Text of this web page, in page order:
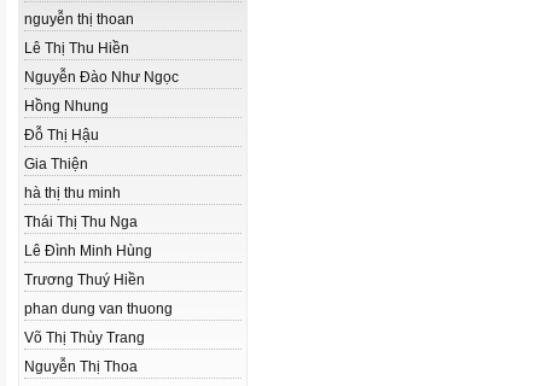
nguyễn thị thoan
Lê Thị Thu Hiền
Nguyễn Đào Như Ngọc
Hồng Nhung
Đỗ Thị Hậu
Gia Thiện
hà thị thu minh
Thái Thị Thu Nga
Lê Đình Minh Hùng
Trương Thuý Hiền
phan dung van thuong
Võ Thị Thùy Trang
Nguyễn Thị Thoa